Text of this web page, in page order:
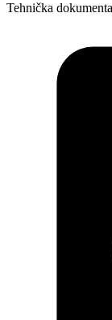
Tehnička